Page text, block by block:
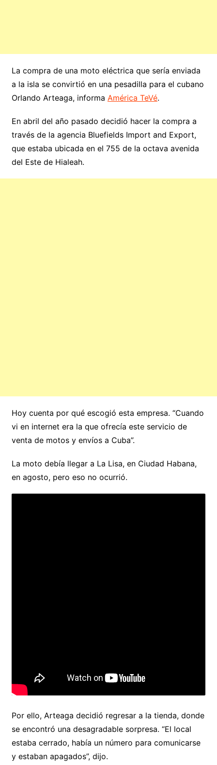
La compra de una moto eléctrica que sería enviada
a la isla se convirtió en una pesadilla para el cubano
Orlando Arteaga, informa América TeVé.
En abril del año pasado decidió hacer la compra a
través de la agencia Bluefields Import and Export,
que estaba ubicada en el 755 de la octava avenida
del Este de Hialeah.
Hoy cuenta por qué escogió esta empresa. “Cuando
vi en internet era la que ofrecía este servicio de
venta de motos y envíos a Cuba”.
La moto debía llegar a La Lisa, en Ciudad Habana,
en agosto, pero eso no ocurrió.
Por ello, Arteaga decidió regresar a la tienda, donde
se encontró una desagradable sorpresa. “El local
estaba cerrado, había un número para comunicarse
y estaban apagados”, dijo.